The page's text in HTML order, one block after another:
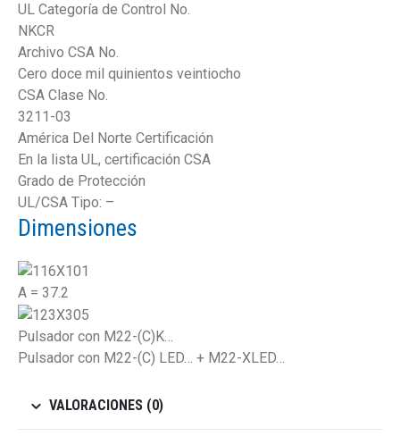
UL Categoría de Control No.
NKCR
Archivo CSA No.
Cero doce mil quinientos veintiocho
CSA Clase No.
3211-03
América Del Norte Certificación
En la lista UL, certificación CSA
Grado de Protección
UL/CSA Tipo: –
Dimensiones
A = 37.2
Pulsador con M22-(C)K…
Pulsador con M22-(C) LED… + M22-XLED…
VALORACIONES (0)